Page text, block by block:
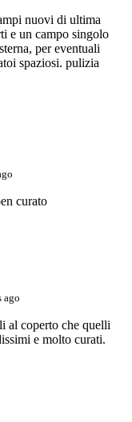
nuovi di ultima
e un campo singolo
per eventuali
spaziosi. pulizia
curato
ago
al coperto che quelli
e molto curati.